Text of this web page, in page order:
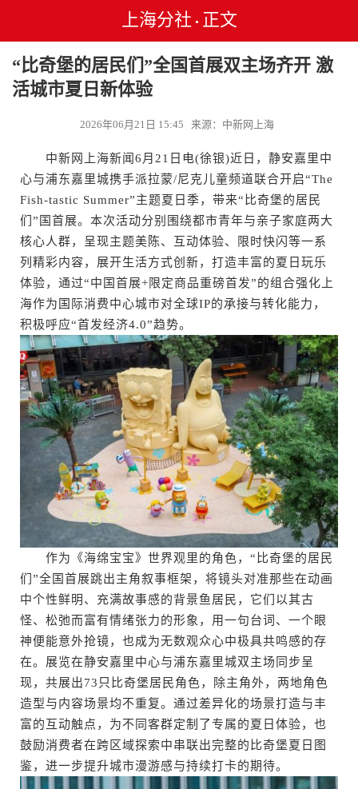
上海分社 • 正文
“比奇堡的居民们”全国首展双主场齐开 激
活城市夏日新体验
2026年06月21日 15:45 来源：中新网上海
中新网上海新闻6月21日电(徐银)近日，静安嘉里中
心与浦东嘉里城携手派拉蒙/尼克儿童频道联合开启“The
Fish-tastic Summer”主题夏日季，带来“比奇堡的居民
们”国首展。本次活动分别围绕都市青年与亲子家庭两大
核心人群，呈现主题美陈、互动体验、限时快闪等一系
列精彩内容，展开生活方式创新，打造丰富的夏日玩乐
体验，通过“中国首展+限定商品重磅首发”的组合强化上
海作为国际消费中心城市对全球IP的承接与转化能力，
积极呼应“首发经济4.0”趋势。
作为《海绵宝宝》世界观里的角色，“比奇堡的居民
们”全国首展跳出主角叙事框架，将镜头对准那些在动画
中个性鲜明、充满故事感的背景鱼居民，它们以其古
怪、松弛而富有情绪张力的形象，用一句台词、一个眼
神便能意外抢镜，也成为无数观众心中极具共鸣感的存
在。展览在静安嘉里中心与浦东嘉里城双主场同步呈
现，共展出73只比奇堡居民角色，除主角外，两地角色
造型与内容场景均不重复。通过差异化的场景打造与丰
富的互动触点，为不同客群定制了专属的夏日体验，也
鼓励消费者在跨区域探索中串联出完整的比奇堡夏日图
鉴，进一步提升城市漫游感与持续打卡的期待。